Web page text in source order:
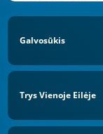
Galvosūkis
Trys Vienoje Eilėje